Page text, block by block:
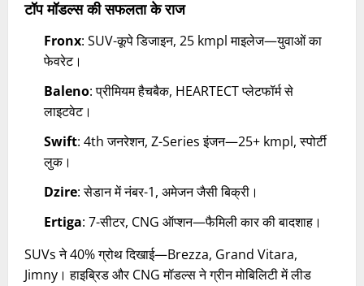
टॉप मॉडल्स की सफलता के राज
Fronx: SUV-कूपे डिजाइन, 25 kmpl माइलेज—युवाओं का
फेवरेट।
Baleno: प्रीमियम हैचबैक, HEARTECT प्लेटफॉर्म से
लाइटवेट।
Swift: 4th जनरेशन, Z-Series इंजन—25+ kmpl, स्पोर्टी
लुक।
Dzire: सेडान में नंबर-1, अमेजन जैसी बिक्री।
Ertiga: 7-सीटर, CNG ऑप्शन—फैमिली कार की बादशाह।
SUVs ने 40% ग्रोथ दिखाई—Brezza, Grand Vitara,
Jimny। हाइब्रिड और CNG मॉडल्स ने ग्रीन मोबिलिटी में लीड